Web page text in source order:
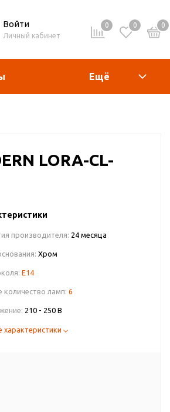
Войти
Личный кабинет
0 0 0
Ещё
LORA-СL-
производителя: 24 месяца
Хром
E14
ламп: 6
210 - 250 В
характеристики